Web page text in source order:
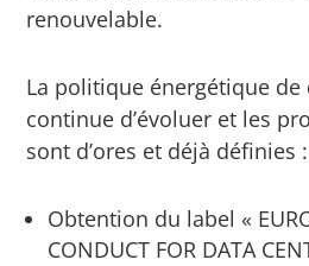
renouvelable.
La politique énergétique de
continue d’évoluer et les
sont d’ores et déjà définies :
Obtention du label «
CONDUCT FOR DATA